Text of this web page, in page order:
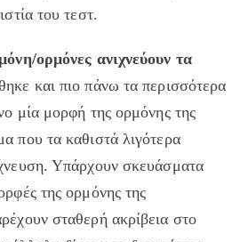
του τεστ.
ορμόνες ανιχνεύουν τα
και πιο πάνω τα περισσότερα
μία μορφή της ορμόνης της
που τα καθιστά λιγότερα
Υπάρχουν σκευάσματα
της ορμόνης της
σταθερή ακρίβεια στο